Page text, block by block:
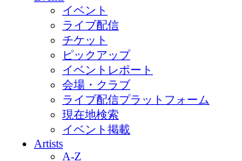
イベント
ライブ配信
チケット
ピックアップ
イベントレポート
会場・クラブ
ライブ配信プラットフォーム
現在地検索
イベント掲載
Artists
A-Z